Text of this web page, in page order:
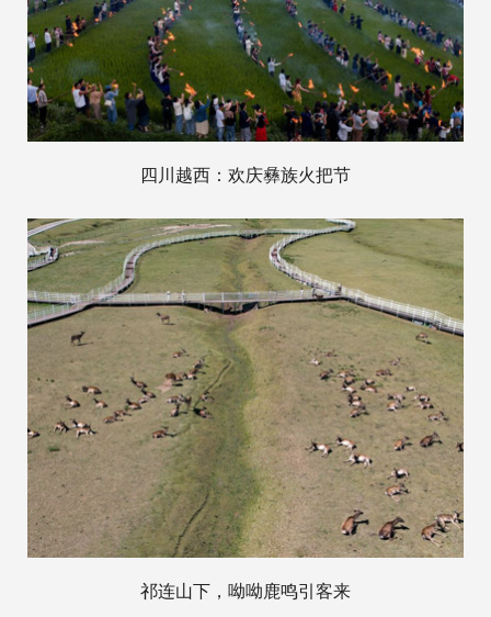
四川越西：欢庆彝族火把节
祁连山下，呦呦鹿鸣引客来